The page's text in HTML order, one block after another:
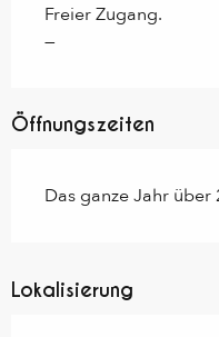
Freier Zugang.
—
Öffnungszeiten
Das ganze Jahr
Lokalisierung